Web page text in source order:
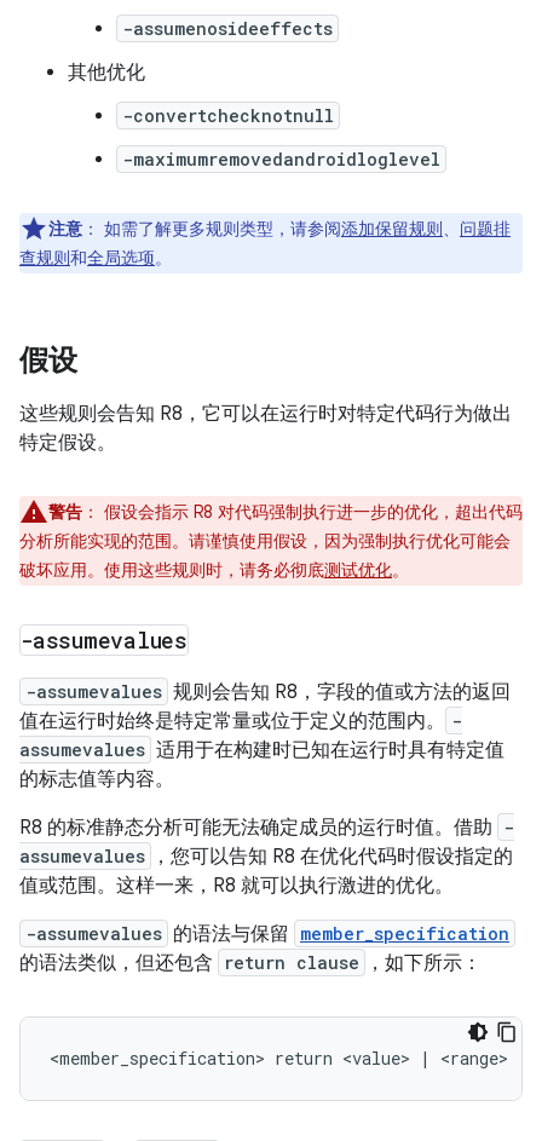
-assumenosideeffects
其他优化
-convertchecknotnull
-maximumremovedandroidloglevel
注意 ： 如需了解更多规则类型，请参阅添加保留规则、 问题排
查规则和全局选项。
假设
这些规则会告知 R8，它可以在运行时对特定代码行为做出
特定假设。
警告 ： 假设会指示 R8 对代码强制执行进一步的优化，超出代码
分析所能实现的范围。请谨慎使用假设，因为强制执行优化可能会
破坏应用。使用这些规则时，请务必彻底测试优化。
-assumevalues
-assumevalues 规则会告知 R8，字段的值或方法的返回
值在运行时始终是特定常量或位于定义的范围内。
-
assumevalues 适用于在构建时已知在运行时具有特定值
的标志值等内容。
R8 的标准静态分析可能无法确定成员的运行时值。借助
-
assumevalues
，您可以告知 R8 在优化代码时假设指定的
值或范围。这样一来，R8 就可以执行激进的优化。
-assumevalues 的语法与保留 member_specification
的语法类似，但还包含 return clause ，如下所示：